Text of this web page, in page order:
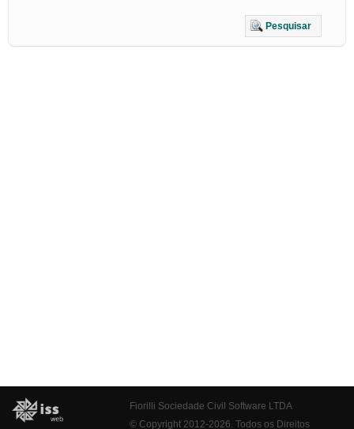
Pesquisar
Fiorilli Sociedade Civil Software LTDA
© Copyright 2012-2026. Todos os Direitos